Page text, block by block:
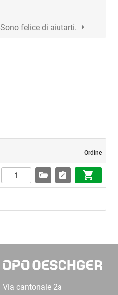
felice di aiutarti.
Ordine
Via cantonale 2a